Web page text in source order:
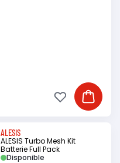
Ajouter
Ajouter à ma
ALESIS
ALESIS Turbo Mesh Kit
Batterie Full Pack
Disponible